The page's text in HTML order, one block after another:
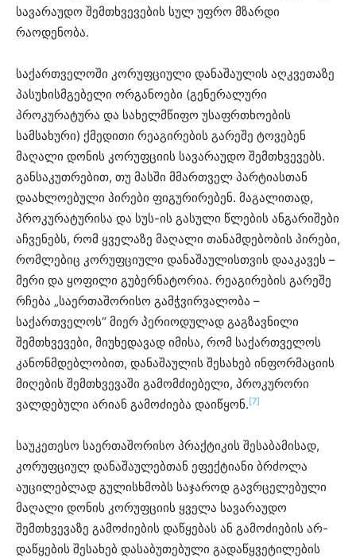
სავარაუდო შემთხვევების სულ უფრო მზარდი
რაოდენობა.
საქართველოში კორუფციული დანაშაულის აღკვეთაზე
პასუხისმგებელი ორგანოები (გენერალური
პროკურატურა და სახელმწიფო უსაფრთხოების
სამსახური) ქმედითი რეაგირების გარეშე ტოვებენ
მაღალი დონის კორუფციის სავარაუდო შემთხვევებს.
განსაკუთრებით, თუ მასში მმართველ პარტიასთან
დაახლოებული პირები ფიგურირებენ. მაგალითად,
პროკურატურისა და სუს-ის გასული წლების ანგარიშები
აჩვენებს, რომ ყველაზე მაღალი თანამდებობის პირები,
რომლებიც კორუფციული დანაშაულისთვის დააკავეს –
მერი და ყოფილი გუბერნატორია. რეაგირების გარეშე
რჩება „საერთაშორისო გამჭვირვალობა –
საქართველოს“ მიერ პერიოდულად გაგზავნილი
შემთხვევები, მიუხედავად იმისა, რომ საქართველოს
კანონმდებლობით, დანაშაულის შესახებ ინფორმაციის
მიღების შემთხვევაში გამომძიებელი, პროკურორი
ვალდებული არიან გამოძიება დაიწყონ.[7]
საუკეთესო საერთაშორისო პრაქტიკის შესაბამისად,
კორუფციულ დანაშაულებთან ეფექტიანი ბრძოლა
აუცილებლად გულისხმობს საჯაროდ გავრცელებული
მაღალი დონის კორუფციის ყველა სავარაუდო
შემთხვევაზე გამოძიების დაწყებას ან გამოძიების არ-
დაწყების შესახებ დასაბუთებული გადაწყვეტილების